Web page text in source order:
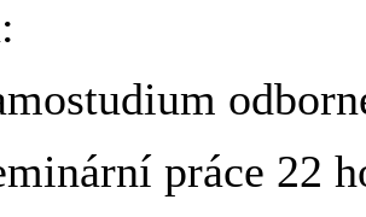
odborné
práce 22